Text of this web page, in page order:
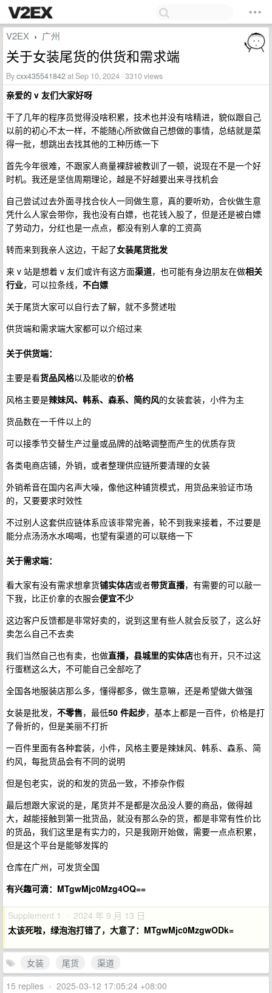
V2EX › 广州
关于女装尾货的供货和需求端
Bycxx435541842at Sep 10, 2024 · 3310 views
亲爱的 v 友们大家好呀
干了几年的程序员觉得没啥积累，技术也并没有啥精进，貌似跟自己
以前的初心不太一样，不能随心所欲做自己想做的事情，总结就是菜
得一批，想跳出去找其他的工种历练一下
首先今年很难，不跟家人商量裸辞被教训了一顿，说现在不是一个好
时机。我还是坚信周期理论，越是不好越要出来寻找机会
自己尝试过去外面寻找合伙人一同做生意，真的要听劝，合伙做生意
凭什么人家会带你，我也没有白嫖，也花钱入股了，但是还是被白嫖
了劳动力，分红也是一点点，都没有别人拿的工资高
转而来到我亲人这边，干起了女装尾货批发
来 v 站是想着 v 友们或许有这方面渠道，也可能有身边朋友在做相关
行业，可以拉条线， 不白嫖
关于尾货大家可以自行去了解，就不多赘述啦
供货端和需求端大家都可以介绍过来
关于供货端：
主要是看货品风格以及能收的价格
风格主要是辣妹风、韩系、森系、简约风的女装套装，小件为主
货品数在一千件以上的
可以接季节交替生产过量或品牌的战略调整而产生的优质存货
各类电商店铺，外销，或者整理供应链所要清理的女装
外销希音在国内名声大噪，像他这种铺货模式，用货品来验证市场
的，又要要求时效性
不过别人这套供应链体系应该非常完善，轮不到我来接着，不过要是
能分点汤汤水水喝喝，也望有渠道的可以联络一下
关于需求端：
看大家有没有需求想拿货铺实体店或者带货直播，有需要的可以敲一
下我，比正价拿的衣服会便宜不少
这边客户反馈都是非常好卖的，说到这里有些人就会反驳了，这么好
卖怎么自己不去卖
我们当然自己也有卖，也做直播，县城里的实体店也有开，只不过这
行蛋糕这么大，不可能自己全部吃了
全国各地服装店那么多，懂得都多，做生意嘛，还是希望做大做强
女装是批发， 不零售，最低50 件起步，基本上都是一百件，价格是打
了骨折的，但是美丽不打折
一百件里面有各种套装，小件，风格主要是辣妹风、韩系、森系、简
约风，每批货品会有不同的说明
但是包老实，说的和发的货品一致，不掺杂作假
最后想跟大家说的是，尾货并不是都是次品没人要的商品，做得越
大，越能接触到第一批货品，就没有那么杂的货，都是非常有性价比
的货品，我们这里是有实力的，只是我刚开始做，需要一点点积累，
但是这个平台是能够发挥的
仓库在广州，可发货全国
有兴趣可滴：MTgwMjc0Mzg4OQ==
Supplement 1 · 2024 年 9 月 13 日
太该死啦，绿泡泡打错了，大意了：MTgwMjc0MzgwODk=
女装 尾货
渠道
15 replies • 2025-03-12 17:05:24 +08:00